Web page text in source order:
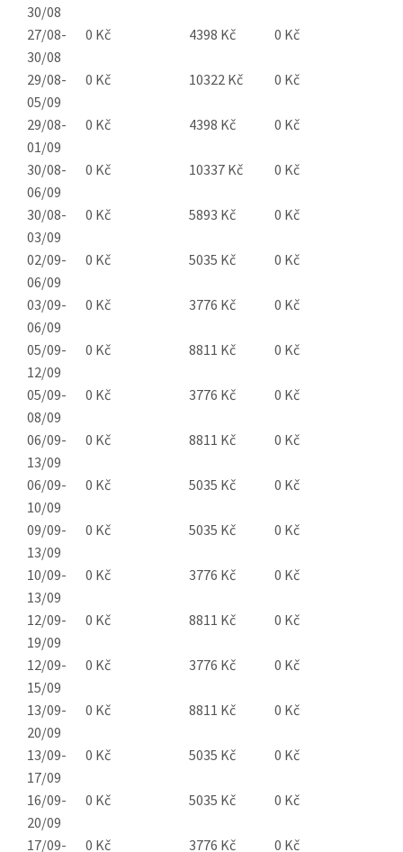
30/08
27/08-
30/08
0 Kč 4398 Kč 0 Kč
29/08-
05/09
0 Kč 10322 Kč 0 Kč
29/08-
01/09
0 Kč 4398 Kč 0 Kč
30/08-
06/09
0 Kč 10337 Kč 0 Kč
30/08-
03/09
0 Kč 5893 Kč 0 Kč
02/09-
06/09
0 Kč 5035 Kč 0 Kč
03/09-
06/09
0 Kč 3776 Kč 0 Kč
05/09-
12/09
0 Kč 8811 Kč 0 Kč
05/09-
08/09
0 Kč 3776 Kč 0 Kč
06/09-
13/09
0 Kč 8811 Kč 0 Kč
06/09-
10/09
0 Kč 5035 Kč 0 Kč
09/09-
13/09
0 Kč 5035 Kč 0 Kč
10/09-
13/09
0 Kč 3776 Kč 0 Kč
12/09-
19/09
0 Kč 8811 Kč 0 Kč
12/09-
15/09
0 Kč 3776 Kč 0 Kč
13/09-
20/09
0 Kč 8811 Kč 0 Kč
13/09-
17/09
0 Kč 5035 Kč 0 Kč
16/09-
20/09
0 Kč 5035 Kč 0 Kč
17/09- 0 Kč 3776 Kč 0 Kč